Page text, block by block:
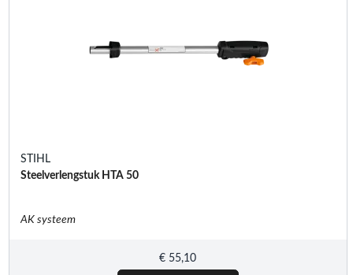
STIHL
Steelverlengstuk HTA 50
AK systeem
€ 55,10